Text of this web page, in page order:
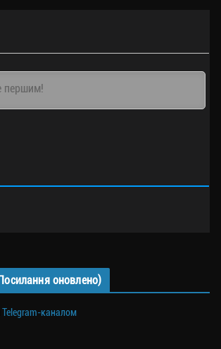
оновлено)
Telegram-каналом